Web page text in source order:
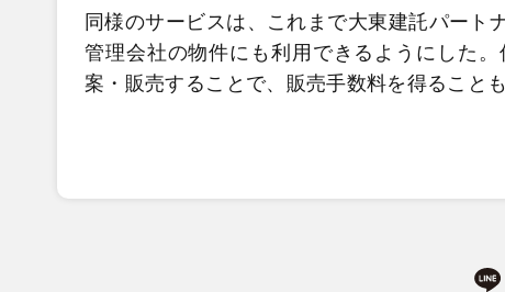
同様のサービスは、これまで大東建託パート
管理会社の物件にも利用できるようにした
案・販売することで、販売手数料を得ることも